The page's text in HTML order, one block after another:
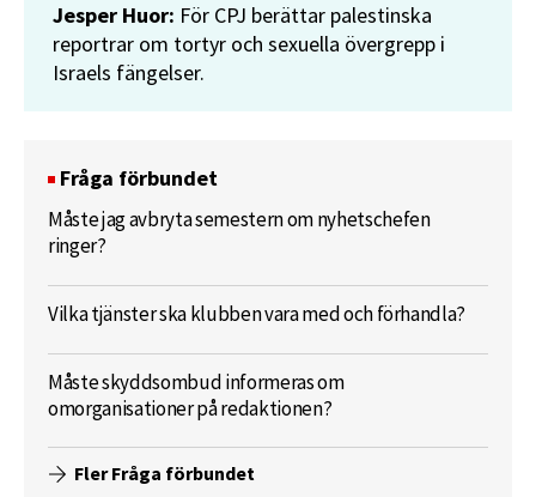
Jesper Huor: För CPJ berättar palestinska
reportrar om tortyr och sexuella övergrepp i
Israels fängelser.
Fråga förbundet
Måste jag avbryta semestern om nyhetschefen
ringer?
Vilka tjänster ska klubben vara med och förhandla?
Måste skyddsombud informeras om
omorganisationer på redaktionen?
Fler Fråga förbundet